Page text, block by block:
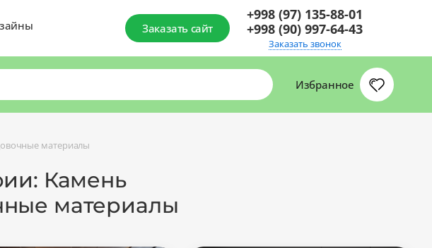
Заказать сайт
+998 (97) 135-88-01
+998 (90) 997-64-43
Заказать звонок
Избранное
материалы
Камень
материалы